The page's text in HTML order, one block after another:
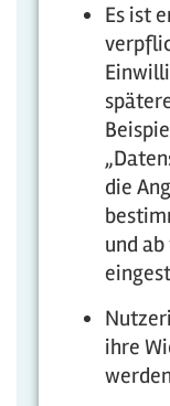
Es ist
die
und
ihre